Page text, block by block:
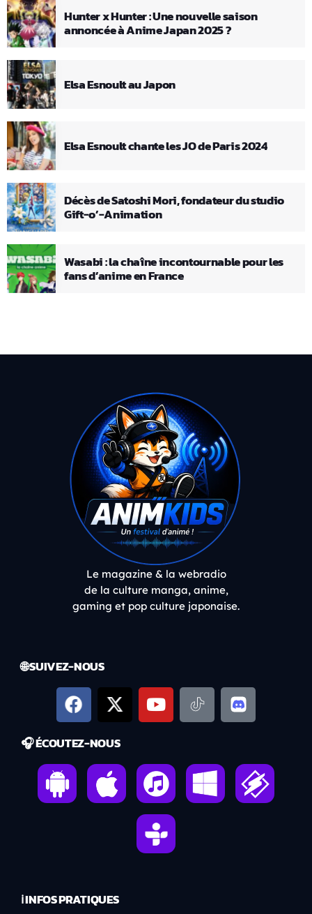
Hunter x Hunter : Une nouvelle saison
annoncée à Anime Japan 2025 ?
Elsa Esnoult au Japon
Elsa Esnoult chante les JO de Paris 2024
Décès de Satoshi Mori, fondateur du studio
Gift-o’-Animation
Wasabi : la chaîne incontournable pour les
fans d’anime en France
Le magazine & la webradio
de la culture manga, anime,
gaming et pop culture japonaise.
🌐 SUIVEZ-NOUS
🎧 ÉCOUTEZ-NOUS
ℹ️ INFOS PRATIQUES